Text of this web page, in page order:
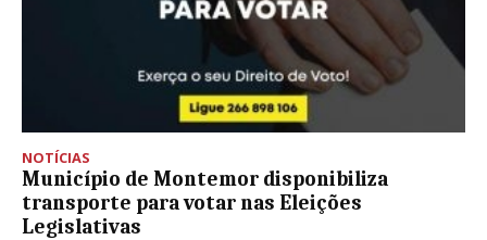
NOTÍCIAS
Município de Montemor disponibiliza
transporte para votar nas Eleições
Legislativas